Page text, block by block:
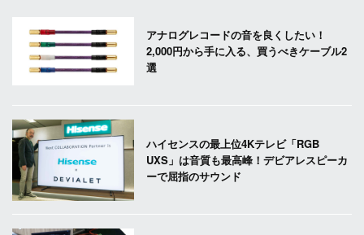
アナログレコードの音を良くしたい！
2,000円から手に入る、買うべきケーブル2
選
ハイセンスの最上位4Kテレビ「RGB
UXS」は音質も最高峰！デビアレスピーカ
ーで屈指のサウンド